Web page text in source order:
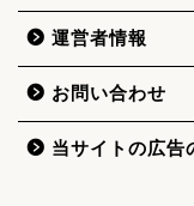
運営者情報
お問い合わせ
当サイトの広告